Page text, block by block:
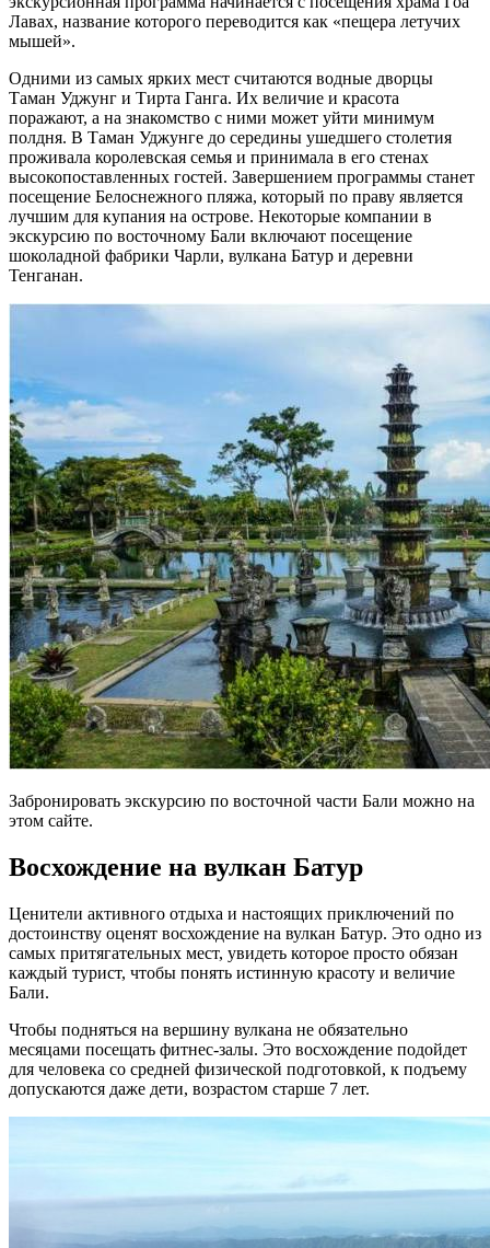
Лавах, название которого переводится как «пещера летучих
мышей».
Одними из самых ярких мест считаются водные дворцы
Таман Уджунг и Тирта Ганга. Их величие и красота
поражают, а на знакомство с ними может уйти минимум
полдня. В Таман Уджунге до середины ушедшего столетия
проживала королевская семья и принимала в его стенах
высокопоставленных гостей. Завершением программы станет
посещение Белоснежного пляжа, который по праву является
лучшим для купания на острове. Некоторые компании в
экскурсию по восточному Бали включают посещение
шоколадной фабрики Чарли, вулкана Батур и деревни
Тенганан.
Забронировать экскурсию по восточной части Бали можно на
этом сайте.
Восхождение на вулкан Батур
Ценители активного отдыха и настоящих приключений по
достоинству оценят восхождение на вулкан Батур. Это одно из
самых притягательных мест, увидеть которое просто обязан
каждый турист, чтобы понять истинную красоту и величие
Бали.
Чтобы подняться на вершину вулкана не обязательно
месяцами посещать фитнес-залы. Это восхождение подойдет
для человека со средней физической подготовкой, к подъему
допускаются даже дети, возрастом старше 7 лет.